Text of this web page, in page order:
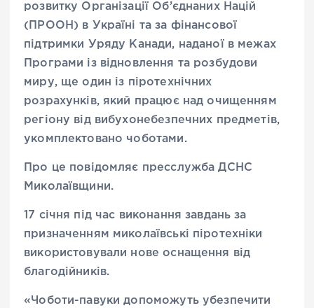
розвитку Організації Об’єднаних Націй
(ПРООН) в Україні та за фінансової
підтримки Уряду Канади, наданої в межах
Програми із відновлення та розбудови
миру, ще один із піротехнічних
розрахунків, який працює над очищенням
регіону від вибухонебезпечних предметів,
укомплектовано чоботами.
Про це повідомляє пресслужба ДСНС
Миколаївщини.
17 січня під час виконання завдань за
призначенням миколаївські піротехніки
використовували нове оснащення від
благодійників.
«Чоботи-павуки допоможуть убезпечити